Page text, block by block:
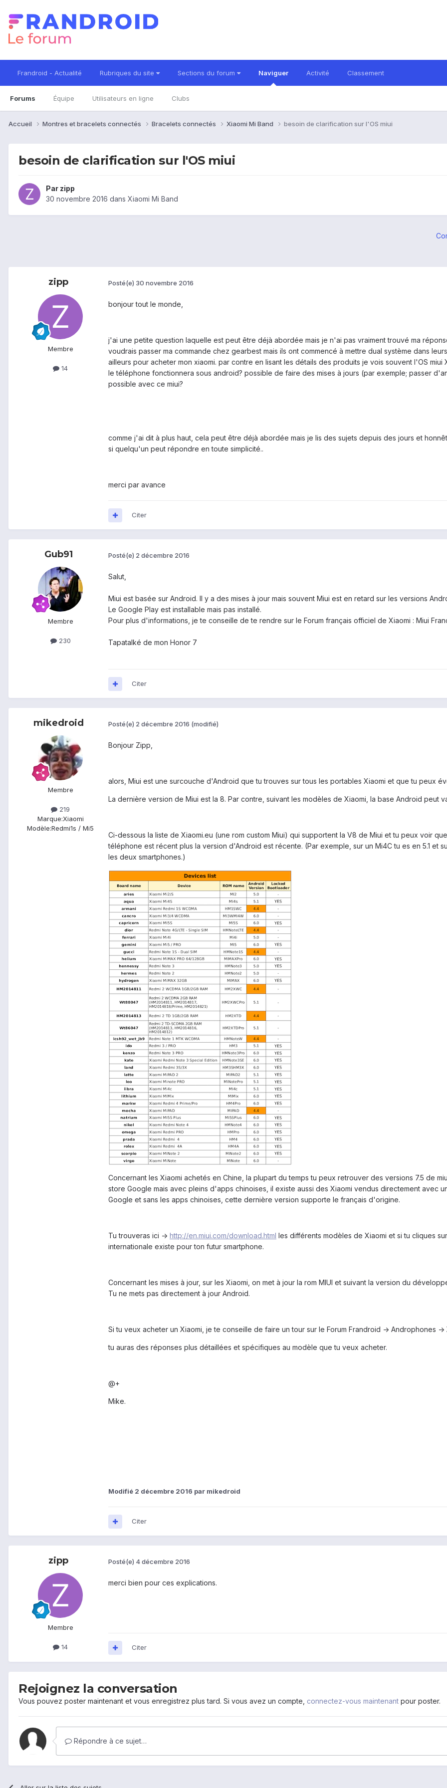
Frandroid - Actualité Rubriques du site Sections du forum Naviguer
Forums Équipe Utilisateurs en ligne Clubs
Activité Classement
Accueil Montres et bracelets connectés Bracelets connectés Xiaomi Mi Band besoin de clarification sur l'OS miui
besoin de clarification sur l'OS miui
Par zipp
30 novembre 2016 dans Xiaomi Mi Band
zipp
Membre
14
Posté(e) 30 novembre 2016
bonjour tout le monde,
j'ai une petite question laquelle est peut être déjà abordée mais je n'ai pas vraiment trouvé ma
voudrais passer ma commande chez gearbest mais ils ont commencé à mettre dual système dans
ailleurs pour acheter mon xiaomi. par contre en lisant les détails des produits je vois souvent l'OS
le téléphone fonctionnera sous android? possible de faire des mises à jours (par exemple; passer
possible avec ce miui?
comme j'ai dit à plus haut, cela peut être déjà abordée mais je lis des sujets depuis des jours et
si quelqu'un peut répondre en toute simplicité..
merci par avance
Citer
Gub91
Membre
230
Posté(e) 2 décembre 2016
Salut,
Miui est basée sur Android. Il y a des mises à jour mais souvent Miui est en retard sur les versions
Le Google Play est installable mais pas installé.
Pour plus d'informations, je te conseille de te rendre sur le Forum français officiel de Xiaomi : Miui
Tapatalké de mon Honor 7
Citer
mikedroid
Membre
219
Marque:Xiaomi
Modèle:Redmi1s / Mi5
Posté(e) 2 décembre 2016 (modifié)
Bonjour Zipp,
alors, Miui est une surcouche d'Android que tu trouves sur tous les portables Xiaomi et que tu peux
La dernière version de Miui est la 8. Par contre, suivant les modèles de Xiaomi, la base Android peut
Ci-dessous la liste de Xiaomi.eu (une rom custom Miui) qui supportent la V8 de Miui et tu peux voir
téléphone est récent plus la version d'Android est récente. (Par exemple, sur un Mi4C tu es en 5.1 et
les deux smartphones.)
Concernant les Xiaomi achetés en Chine, la plupart du temps tu peux retrouver des versions 7.5 de
store Google mais avec pleins d'apps chinoises, il existe aussi des Xiaomi vendus directement avec
Google et sans les apps chinoises, cette dernière version supporte le français d'origine.
Tu trouveras ici -> http://en.miui.com/download.html les différents modèles de Xiaomi et si tu cliques
internationale existe pour ton futur smartphone.
Concernant les mises à jour, sur les Xiaomi, on met à jour la rom MIUI et suivant la version du
Tu ne mets pas directement à jour Android.
Si tu veux acheter un Xiaomi, je te conseille de faire un tour sur le Forum Frandroid -> Androphones ->
tu auras des réponses plus détaillées et spécifiques au modèle que tu veux acheter.
@+
Mike.
Modifié 2 décembre 2016 par mikedroid
Citer
zipp
Membre
14
Posté(e) 4 décembre 2016
merci bien pour ces explications.
Citer
Rejoignez la conversation
Vous pouvez poster maintenant et vous enregistrez plus tard. Si vous avez un compte, connectez-vous maintenant pour poster.
Répondre à ce sujet…